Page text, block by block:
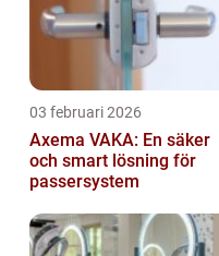
03 februari 2026
Axema VAKA: En säker
och smart lösning för
passersystem